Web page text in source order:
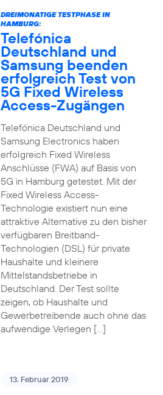
DREIMONATIGE TESTPHASE IN
HAMBURG:
Telefónica
Deutschland und
Samsung beenden
erfolgreich Test von
5G Fixed Wireless
Access-Zugängen
Telefónica Deutschland und
Samsung Electronics haben
erfolgreich Fixed Wireless
Anschlüsse (FWA) auf Basis von
5G in Hamburg getestet. Mit der
Fixed Wireless Access-
Technologie existiert nun eine
attraktive Alternative zu den bisher
verfügbaren Breitband-
Technologien (DSL) für private
Haushalte und kleinere
Mittelstandsbetriebe in
Deutschland. Der Test sollte
zeigen, ob Haushalte und
Gewerbetreibende auch ohne das
aufwendige Verlegen […]
13. Februar 2019